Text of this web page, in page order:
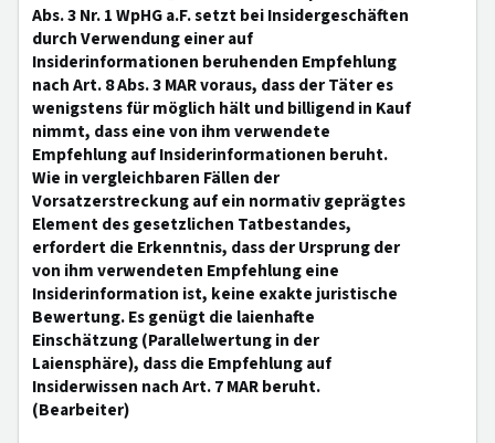
Abs. 3 Nr. 1 WpHG a.F. setzt bei Insidergeschäften
durch Verwendung einer auf
Insiderinformationen beruhenden Empfehlung
nach Art. 8 Abs. 3 MAR voraus, dass der Täter es
wenigstens für möglich hält und billigend in Kauf
nimmt, dass eine von ihm verwendete
Empfehlung auf Insiderinformationen beruht.
Wie in vergleichbaren Fällen der
Vorsatzerstreckung auf ein normativ geprägtes
Element des gesetzlichen Tatbestandes,
erfordert die Erkenntnis, dass der Ursprung der
von ihm verwendeten Empfehlung eine
Insiderinformation ist, keine exakte juristische
Bewertung. Es genügt die laienhafte
Einschätzung (Parallelwertung in der
Laiensphäre), dass die Empfehlung auf
Insiderwissen nach Art. 7 MAR beruht.
(Bearbeiter)